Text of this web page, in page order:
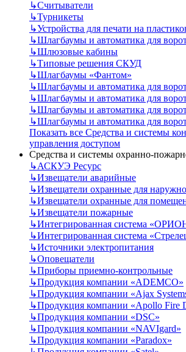
↳Считыватели
↳Турникеты
↳Устройства для печати на
↳Шлагбаумы и автоматика для
↳Шлюзовые кабины
↳Типовые решения СКУД
↳Шлагбаумы «Фантом»
↳Шлагбаумы и автоматика для
↳Шлагбаумы и автоматика для
↳Шлагбаумы и автоматика для
↳Шлагбаумы и автоматика для
Показать все Средства и системы
управления доступом
Средства и системы охранно-
↳АСКУЭ Ресурс
↳Извещатели аварийные
↳Извещатели охранные для
↳Извещатели охранные для
↳Извещатели пожарные
↳Интегрированная система
↳Интегрированная система
↳Источники электропитания
↳Оповещатели
↳Приборы приемно-контрольные
↳Продукция компании «ADEMCO»
↳Продукция компании «Ajax
↳Продукция компании «Apollo Fire
↳Продукция компании «DSC»
↳Продукция компании «NAVIgard»
↳Продукция компании «Paradox»